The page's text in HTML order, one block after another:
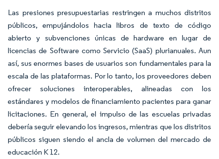
Las presiones presupuestarias restringen a muchos distritos
públicos, empujándolos hacia libros de texto de código
abierto y subvenciones únicas de hardware en lugar de
licencias de Software como Servicio (SaaS) plurianuales. Aun
así, sus enormes bases de usuarios son fundamentales para la
escala de las plataformas. Por lo tanto, los proveedores deben
ofrecer soluciones interoperables, alineadas con los
estándares y modelos de financiamiento pacientes para ganar
licitaciones. En general, el impulso de las escuelas privadas
debería seguir elevando los ingresos, mientras que los distritos
públicos siguen siendo el ancla de volumen del mercado de
educación K 12.